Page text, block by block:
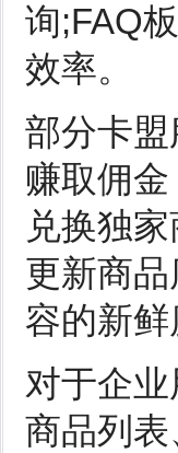
询;FAQ
效率。
部分卡
赚取佣
兑换独
更新商
容的新鲜
对于企
商品列